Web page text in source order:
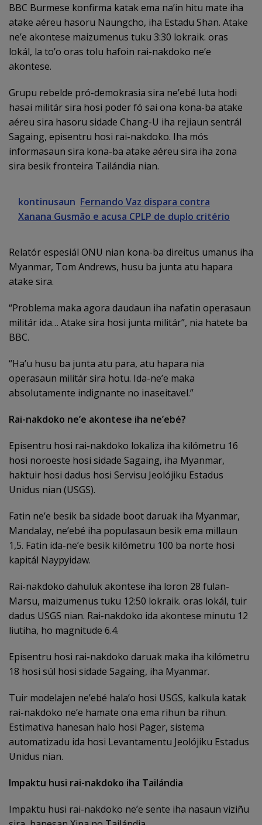
BBC Burmese konfirma katak ema na’in hitu mate iha
atake aéreu hasoru Naungcho, iha Estadu Shan. Atake
ne’e akontese maizumenus tuku 3:30 lokraik. oras
lokál, la to’o oras tolu hafoin rai-nakdoko ne’e
akontese.
Grupu rebelde pró-demokrasia sira ne’ebé luta hodi
hasai militár sira hosi poder fó sai ona kona-ba atake
aéreu sira hasoru sidade Chang-U iha rejiaun sentrál
Sagaing, episentru hosi rai-nakdoko. Iha mós
informasaun sira kona-ba atake aéreu sira iha zona
sira besik fronteira Tailándia nian.
kontinusaun Fernando Vaz dispara contra
Xanana Gusmão e acusa CPLP de duplo critério
Relatór espesiál ONU nian kona-ba direitus umanus iha
Myanmar, Tom Andrews, husu ba junta atu hapara
atake sira.
“Problema maka agora daudaun iha nafatin operasaun
militár ida… Atake sira hosi junta militár”, nia hatete ba
BBC.
“Ha’u husu ba junta atu para, atu hapara nia
operasaun militár sira hotu. Ida-ne’e maka
absolutamente indignante no inaseitavel.”
Rai-nakdoko neʼe akontese iha neʼebé?
Episentru hosi rai-nakdoko lokaliza iha kilómetru 16
hosi noroeste hosi sidade Sagaing, iha Myanmar,
haktuir hosi dadus hosi Servisu Jeolójiku Estadus
Unidus nian (USGS).
Fatin ne’e besik ba sidade boot daruak iha Myanmar,
Mandalay, ne’ebé iha populasaun besik ema millaun
1,5. Fatin ida-ne’e besik kilómetru 100 ba norte hosi
kapitál Naypyidaw.
Rai-nakdoko dahuluk akontese iha loron 28 fulan-
Marsu, maizumenus tuku 12:50 lokraik. oras lokál, tuir
dadus USGS nian. Rai-nakdoko ida akontese minutu 12
liutiha, ho magnitude 6.4.
Episentru hosi rai-nakdoko daruak maka iha kilómetru
18 hosi súl hosi sidade Sagaing, iha Myanmar.
Tuir modelajen ne’ebé hala’o hosi USGS, kalkula katak
rai-nakdoko ne’e hamate ona ema rihun ba rihun.
Estimativa hanesan halo hosi Pager, sistema
automatizadu ida hosi Levantamentu Jeolójiku Estadus
Unidus nian.
Impaktu husi rai-nakdoko iha Tailándia
Impaktu husi rai-nakdoko ne’e sente iha nasaun viziñu